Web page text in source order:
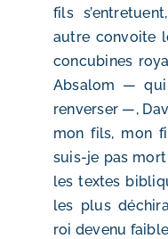
fils
autre convoite
concubines
Absalom —
renverser —,
mon fils, mon
suis-je pas mort
les textes
les plus
roi devenu